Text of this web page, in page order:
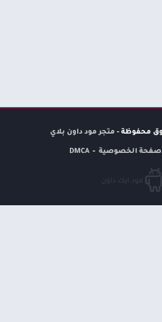
متجر مود داون بلاي
صفحة الخصوصية DMCA